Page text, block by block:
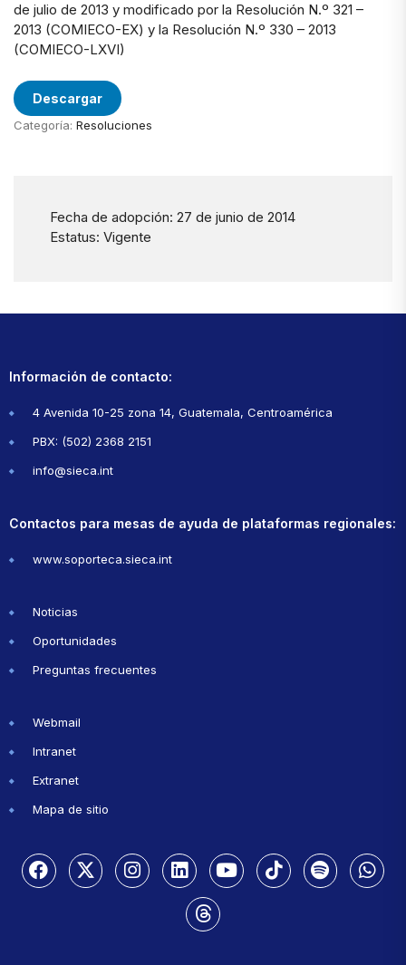
de julio de 2013 y modificado por la Resolución N.º 321 –
2013 (COMIECO-EX) y la Resolución N.º 330 – 2013
(COMIECO-LXVI)
Descargar
Categoría: Resoluciones
Fecha de adopción: 27 de junio de 2014
Estatus: Vigente
Información de contacto:
4 Avenida 10-25 zona 14, Guatemala, Centroamérica
PBX: (502) 2368 2151
info@sieca.int
Contactos para mesas de ayuda de plataformas regionales:
www.soporteca.sieca.int
Noticias
Oportunidades
Preguntas frecuentes
Webmail
Intranet
Extranet
Mapa de sitio